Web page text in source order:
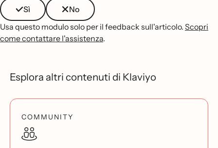
Sì
No
Usa questo modulo solo per il feedback sull'articolo. Scopri
come contattare l'assistenza.
Esplora altri contenuti di Klaviyo
COMMUNITY